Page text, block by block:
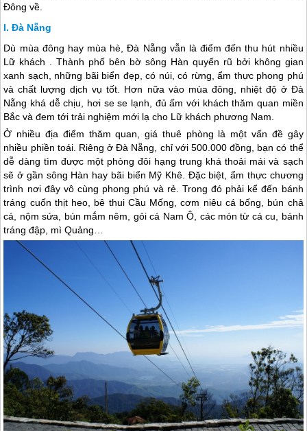
Đông về.
Đà Nẵng
Dù mùa đông hay mùa hè, Đà Nẵng vẫn là điểm đến thu hút nhiều
Lữ khách . Thành phố bên bờ sông Hàn quyến rũ bởi không gian
xanh sạch, những bãi biển đẹp, có núi, có rừng, ẩm thực phong phú
và chất lượng dịch vụ tốt. Hơn nữa vào mùa đông, nhiệt độ ở Đà
Nẵng khá dễ chịu, hơi se se lạnh, đủ ấm với khách thăm quan miền
Bắc và đem tới trải nghiệm mới lạ cho Lữ khách phương Nam.
Ở nhiều địa điểm thăm quan, giá thuê phòng là một vấn đề gây
nhiều phiền toái. Riêng ở Đà Nẵng, chỉ với 500.000 đồng, bạn có thể
dễ dàng tìm được một phòng đôi hạng trung khá thoải mái và sạch
sẽ ở gần sông Hàn hay bãi biển Mỹ Khê. Đặc biệt, ẩm thực chương
trình nơi đây vô cùng phong phú và rẻ. Trong đó phải kể đến bánh
tráng cuốn thịt heo, bê thui Cầu Mống, cơm niêu cá bống, bún chả
cá, nộm sứa, bún mắm nêm, gỏi cá Nam Ô, các món từ cá cu, bánh
tráng đập, mì Quảng…